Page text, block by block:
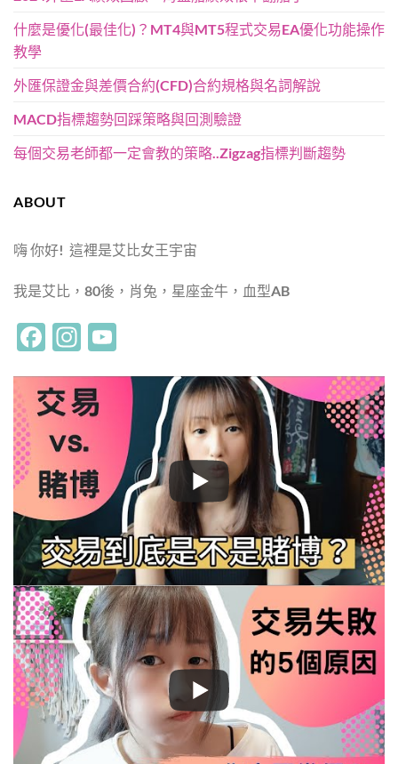
什麼是優化(最佳化)？MT4與MT5程式交易EA優化功能操作
教學
外匯保證金與差價合約(CFD)合約規格與名詞解說
MACD指標趨勢回踩策略與回測驗證
每個交易老師都一定會教的策略..Zigzag指標判斷趨勢
ABOUT
嗨 你好! 這裡是艾比女王宇宙
我是艾比，80後，肖兔，星座金牛，血型AB
Facebook
Instagram